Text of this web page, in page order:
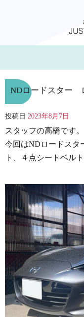
NDロードスター
投稿日 2023年8月7日
スタッフの高橋です。
今回はNDロードスタ
ト、４点シートベル